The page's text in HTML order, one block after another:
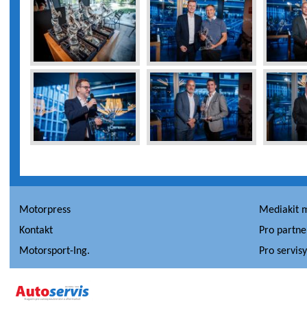
Motorpress
Mediakit
Kontakt
Pro
Motorsport-Ing.
Pro servisy